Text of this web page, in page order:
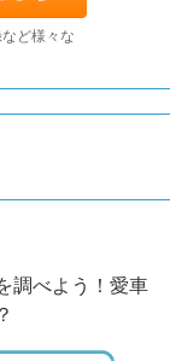
ど様々な
調べよう！愛車